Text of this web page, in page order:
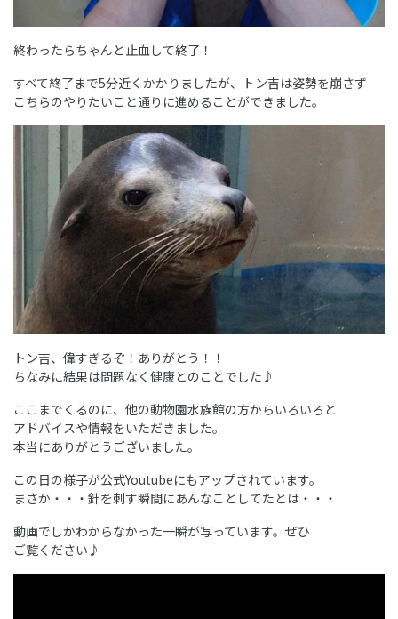
終わったらちゃんと止血して終了！
すべて終了まで5分近くかかりましたが、トン吉は姿勢を崩さず
こちらのやりたいこと通りに進めることができました。
トン吉、偉すぎるぞ！ありがとう！！
ちなみに結果は問題なく健康とのことでした♪
ここまでくるのに、他の動物園水族館の方からいろいろと
アドバイスや情報をいただきました。
本当にありがとうございました。
この日の様子が公式Youtubeにもアップされています。
まさか・・・針を刺す瞬間にあんなことしてたとは・・・
動画でしかわからなかった一瞬が写っています。ぜひ
ご覧ください♪